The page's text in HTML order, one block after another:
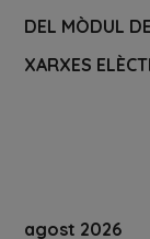
DEL MÒDUL
XARXES
agost 2026